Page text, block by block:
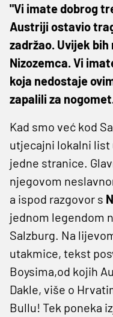
"Vi imate dobrog
Austriji ostavio
zadržao. Uvijek
Nizozemca. Vi
koja nedostaje
zapalili za
Kad smo već kod
utjecajni lokalni
jedne stranice.
njegovom
a ispod razgovor s
jednom legendom
Salzburg. Na
utakmice, tekst
Boysima,od kojih
Dakle, više o
Bullu! Tek poneka